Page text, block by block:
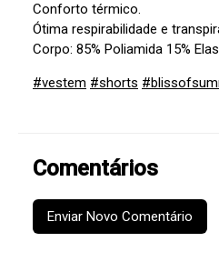
Conforto térmico.
Ótima respirabilidade e
Corpo: 85% Poliamida 15%
#vestem #shorts
Comentários
Enviar Novo Comentário